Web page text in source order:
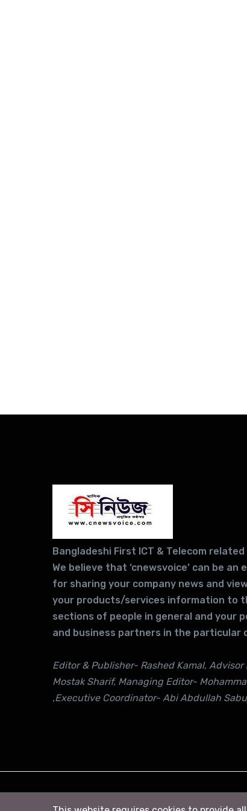
Bangladeshi First ICT & Telecom
We believe that ‘cnewsvoice’ can be
for sharing your company news and
your products/services information to
sections of people in general and your
and business partners in the particular
Editor & Publisher- Rashed Kamal,
Mostak Sharif, Managing Editor-
,Executive Coordinator- Abi Abdullah